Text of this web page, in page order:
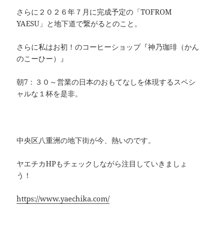
さらに２０２６年７月に完成予定の「TOFROM
YAESU」と地下道で繋がるとのこと。
さらに私はお初！のコーヒーショップ『神乃珈琲（かん
のこーひー）』
朝7：３０～営業の日本のおもてなしを体現するスペシ
ャルな１杯を是非。
中央区八重洲の地下街が今、熱いのです。
ヤエチカHPもチェックしながら注目していきましょ
う！
https://www.yaechika.com/